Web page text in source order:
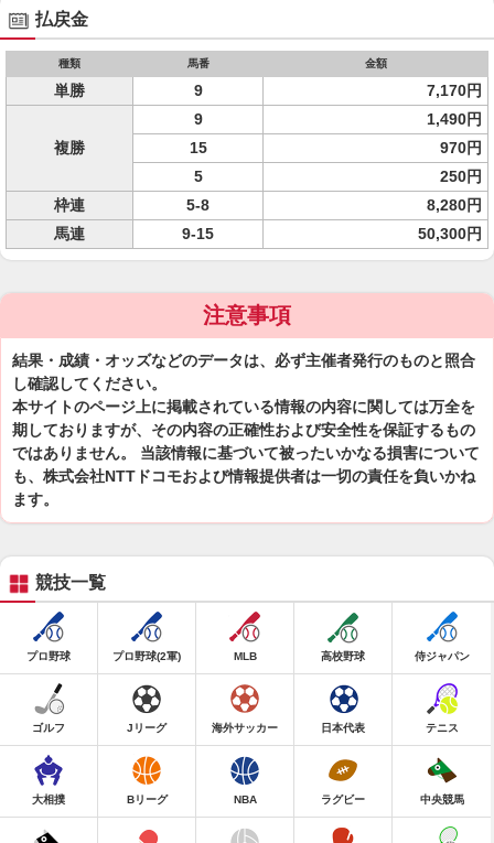
払戻金
種類 馬番 金額
単勝 9 7,170円
複勝
9
1,490円
15
970円
5
250円
枠連
5-8
8,280円
馬連
9-15 50,300円
注意事項
結果・成績・オッズなどのデータは、必ず主催者発行のものと照合
し確認してください。
本サイトのページ上に掲載されている情報の内容に関しては万全を
期しておりますが、その内容の正確性および安全性を保証するもの
ではありません。 当該情報に基づいて被ったいかなる損害について
も、株式会社NTTドコモおよび情報提供者は一切の責任を負いかね
ます。
競技一覧
プロ野球 プロ野球(2軍) MLB 高校野球 侍ジャパン
ゴルフ Jリーグ 海外サッカー 日本代表 テニス
大相撲 Bリーグ NBA ラグビー 中央競馬